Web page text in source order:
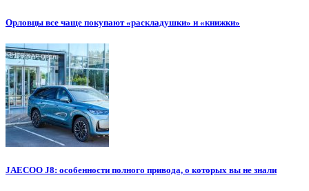
Орловцы все чаще покупают «раскладушки» и «книжки»
JAECOO J8: особенности полного привода, о которых вы не знали